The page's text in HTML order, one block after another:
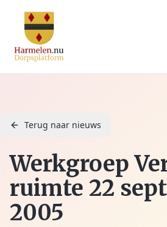
Terug naar nieuws
Werkgroep
ruimte 22
2005